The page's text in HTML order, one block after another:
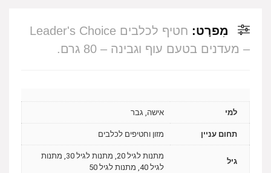
מִפרָט:
חטיף לכלבים Leader's Choice
– מעדנים בטעם עוף וגבינה – 80 גרם.
למי אישה, גבר
תחום עניין מזון וחטיפים לכלבים
גיל
מתנות לגיל 20, מתנות לגיל 30, מתנות
לגיל 40, מתנות לגיל 50